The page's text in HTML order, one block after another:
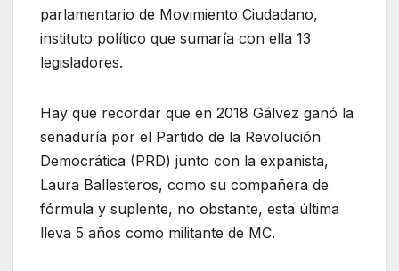
parlamentario de Movimiento Ciudadano,
instituto político que sumaría con ella 13
legisladores.
Hay que recordar que en 2018 Gálvez ganó la
senaduría por el Partido de la Revolución
Democrática (PRD) junto con la expanista,
Laura Ballesteros, como su compañera de
fórmula y suplente, no obstante, esta última
lleva 5 años como militante de MC.